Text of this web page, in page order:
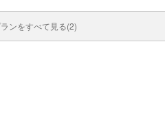
ンをすべて見る(2)